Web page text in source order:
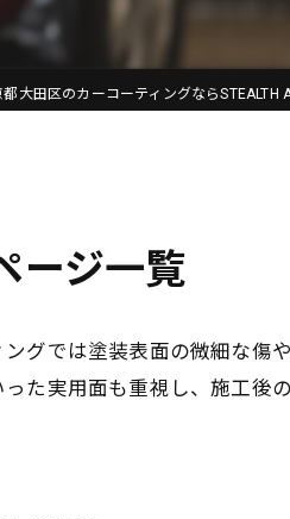
都大田区のカーコーティングならSTEALTH
ージ一覧
グでは塗装表面の微細な傷
た実用面も重視し、施工後